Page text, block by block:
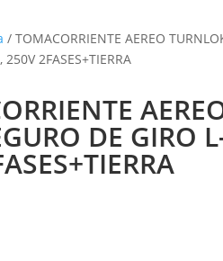
/ TOMACORRIENTE AEREO
2FASES+TIERRA
DE GIRO